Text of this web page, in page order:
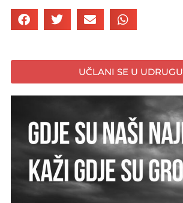
UČLANI SE U UDRUGU